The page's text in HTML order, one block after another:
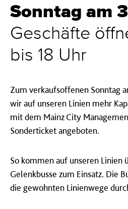
Sonntag am
Geschäfte
bis 18 Uhr
Zum verkaufsoffenen Sonntag
wir auf unseren Linien mehr
mit dem Mainz City
Sonderticket angeboten.
So kommen auf unseren Linien
Gelenkbusse zum Einsatz. Die
die gewohnten Linienwege